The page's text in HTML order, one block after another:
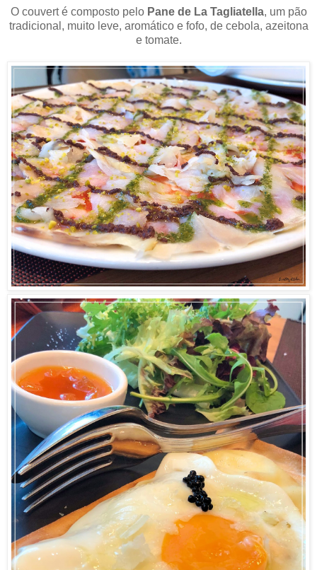
O couvert é composto pelo Pane de La Tagliatella, um pão
tradicional, muito leve, aromático e fofo, de cebola, azeitona
e tomate.